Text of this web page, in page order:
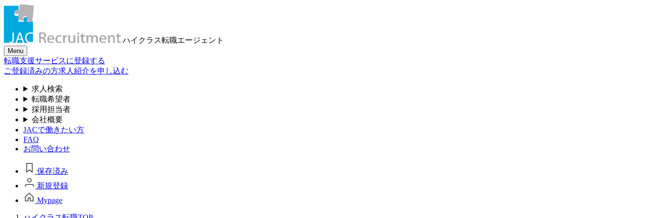
ハイクラス転職エージェント
Menu
転職支援サービスに登録する
ご登録済みの方求人紹介を申し込む
求人検索
転職希望者
採用担当者
会社概要
JACで働きたい方
FAQ
お問い合わせ
保存済み
新規登録
Mypage